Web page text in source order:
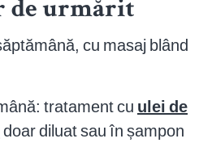
de urmărit
cu masaj blând
tratament cu ulei de
doar diluat sau în șampon